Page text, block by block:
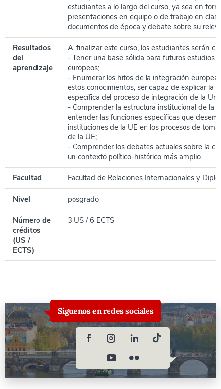
estudiantes a lo largo del curso, ya sea en
presentaciones en equipo o de trabajo en
documentos de época y debate sobre su
Resultados
del
aprendizaje
Al finalizar este curso, los estudiantes serán
- Tener una base sólida para futuros estudios
europeos;
- Enumerar los hitos de la integración europea
estos conocimientos, ser capaz de explicar la
específica del proceso de integración de la
- Comprender la estructura institucional de la
entender las funciones específicas que
instituciones de la UE en los procesos de
de la UE;
- Comprender los debates actuales sobre la
un contexto político-histórico más amplio.
Facultad Facultad de Relaciones Internacionales y
Nivel posgrado
Número de
créditos
(US /
ECTS)
3 US / 6 ECTS
Síguenos en redes sociales